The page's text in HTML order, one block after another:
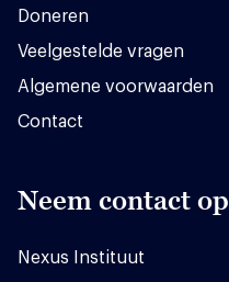
Doneren
Veelgestelde vragen
Algemene voorwaarden
Contact
Neem contact op
Nexus Instituut